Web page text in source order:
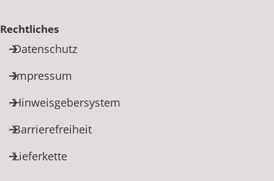
Rechtliches
Datenschutz
Impressum
Hinweisgebersystem
Barrierefreiheit
Lieferkette